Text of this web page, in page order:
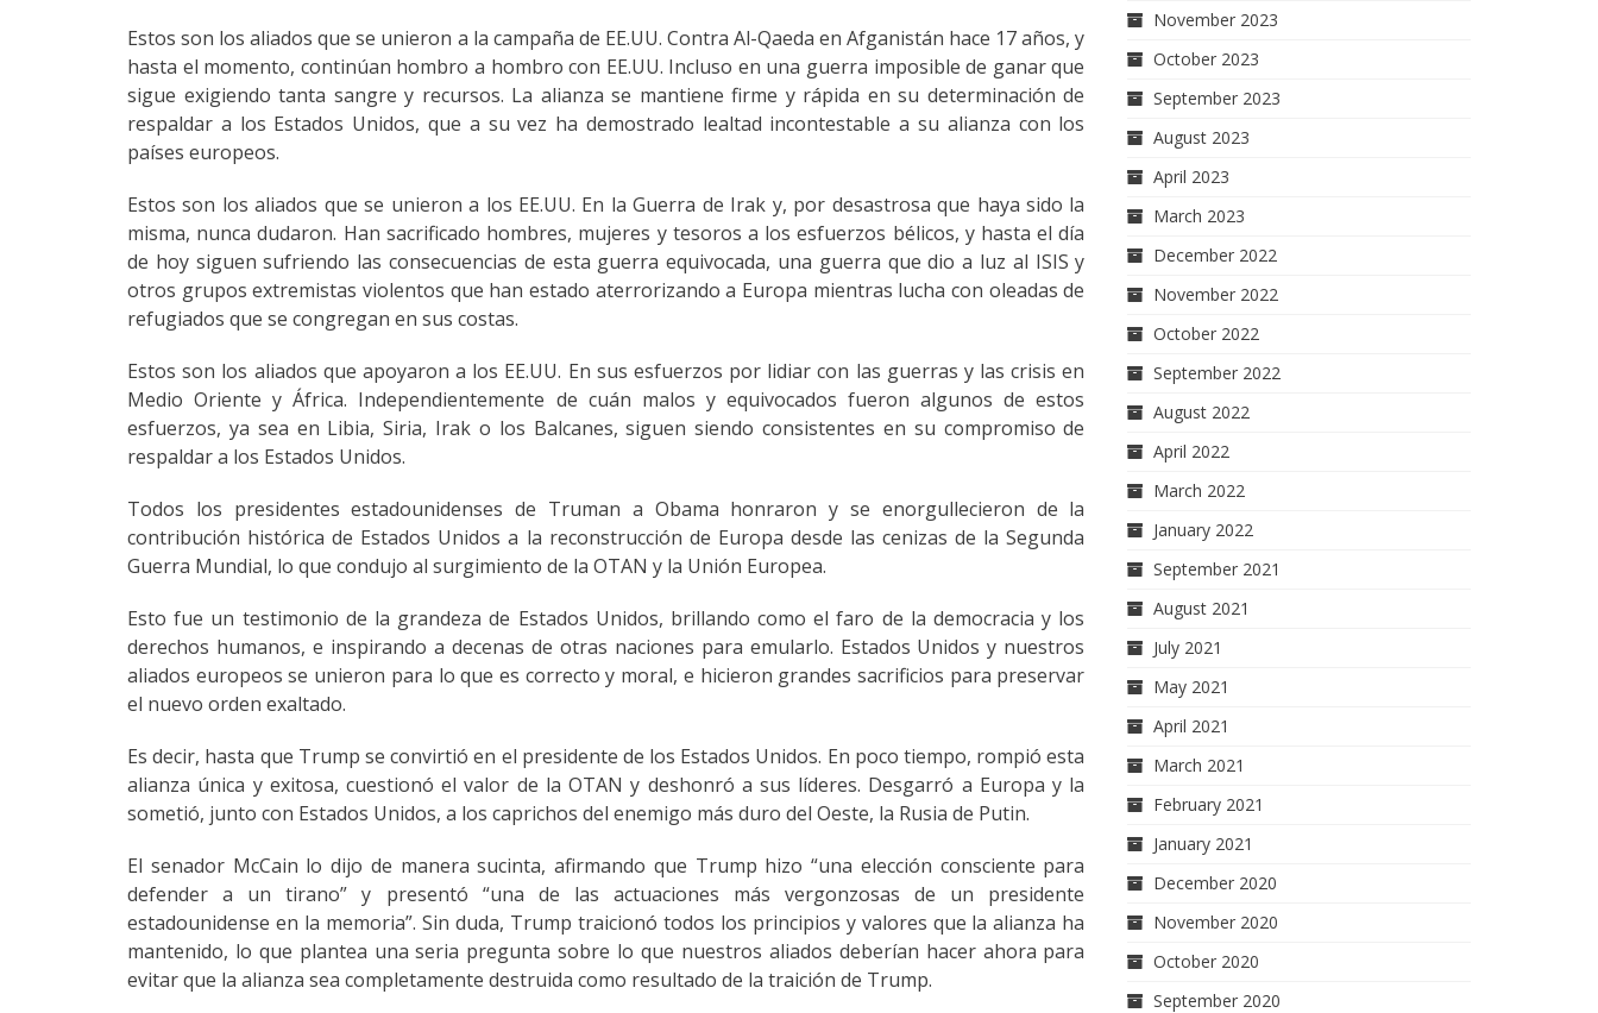
Estos son los aliados que se unieron a la campaña de EE.UU. Contra Al-Qaeda en Afganistán hace 17 años, y
hasta el momento, continúan hombro a hombro con EE.UU. Incluso en una guerra imposible de ganar que
sigue exigiendo tanta sangre y recursos. La alianza se mantiene firme y rápida en su determinación de
respaldar a los Estados Unidos, que a su vez ha demostrado lealtad incontestable a su alianza con los
países europeos.
Estos son los aliados que se unieron a los EE.UU. En la Guerra de Irak y, por desastrosa que haya sido la
misma, nunca dudaron. Han sacrificado hombres, mujeres y tesoros a los esfuerzos bélicos, y hasta el día
de hoy siguen sufriendo las consecuencias de esta guerra equivocada, una guerra que dio a luz al ISIS y
otros grupos extremistas violentos que han estado aterrorizando a Europa mientras lucha con oleadas de
refugiados que se congregan en sus costas.
Estos son los aliados que apoyaron a los EE.UU. En sus esfuerzos por lidiar con las guerras y las crisis en
Medio Oriente y África. Independientemente de cuán malos y equivocados fueron algunos de estos
esfuerzos, ya sea en Libia, Siria, Irak o los Balcanes, siguen siendo consistentes en su compromiso de
respaldar a los Estados Unidos.
Todos los presidentes estadounidenses de Truman a Obama honraron y se enorgullecieron de la
contribución histórica de Estados Unidos a la reconstrucción de Europa desde las cenizas de la Segunda
Guerra Mundial, lo que condujo al surgimiento de la OTAN y la Unión Europea.
Esto fue un testimonio de la grandeza de Estados Unidos, brillando como el faro de la democracia y los
derechos humanos, e inspirando a decenas de otras naciones para emularlo. Estados Unidos y nuestros
aliados europeos se unieron para lo que es correcto y moral, e hicieron grandes sacrificios para preservar
el nuevo orden exaltado.
Es decir, hasta que Trump se convirtió en el presidente de los Estados Unidos. En poco tiempo, rompió esta
alianza única y exitosa, cuestionó el valor de la OTAN y deshonró a sus líderes. Desgarró a Europa y la
sometió, junto con Estados Unidos, a los caprichos del enemigo más duro del Oeste, la Rusia de Putin.
El senador McCain lo dijo de manera sucinta, afirmando que Trump hizo “una elección consciente para
defender a un tirano” y presentó “una de las actuaciones más vergonzosas de un presidente
estadounidense en la memoria”. Sin duda, Trump traicionó todos los principios y valores que la alianza ha
mantenido, lo que plantea una seria pregunta sobre lo que nuestros aliados deberían hacer ahora para
evitar que la alianza sea completamente destruida como resultado de la traición de Trump.
November 2023
October 2023
September 2023
August 2023
April 2023
March 2023
December 2022
November 2022
October 2022
September 2022
August 2022
April 2022
March 2022
January 2022
September 2021
August 2021
July 2021
May 2021
April 2021
March 2021
February 2021
January 2021
December 2020
November 2020
October 2020
September 2020